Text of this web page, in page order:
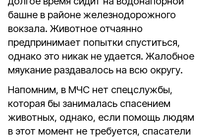
башне в районе железнодорожного
вокзала. Животное отчаянно
предпринимает попытки спуститься,
однако это никак не удается. Жалобное
мяукание раздавалось на всю округу.
Напомним, в МЧС нет спецслужбы,
которая бы занималась спасением
животных, однако, если помощь людям
в этот момент не требуется, спасатели